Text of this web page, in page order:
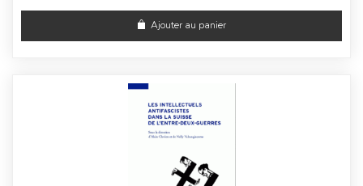
Ajouter au panier